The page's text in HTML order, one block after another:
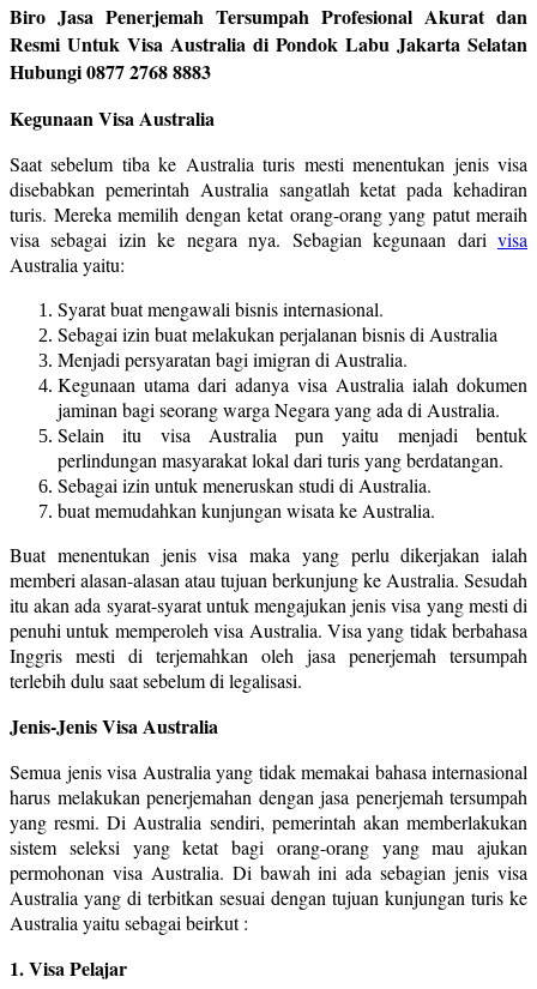
Biro Jasa Penerjemah Tersumpah Profesional Akurat dan
Resmi Untuk Visa Australia di Pondok Labu Jakarta Selatan
Hubungi 0877 2768 8883
Kegunaan Visa Australia
Saat sebelum tiba ke Australia turis mesti menentukan jenis visa
disebabkan pemerintah Australia sangatlah ketat pada kehadiran
turis. Mereka memilih dengan ketat orang-orang yang patut meraih
visa sebagai izin ke negara nya. Sebagian kegunaan dari visa
Australia yaitu:
Syarat buat mengawali bisnis internasional.
Sebagai izin buat melakukan perjalanan bisnis di Australia
Menjadi persyaratan bagi imigran di Australia.
Kegunaan utama dari adanya visa Australia ialah dokumen
jaminan bagi seorang warga Negara yang ada di Australia.
Selain itu visa Australia pun yaitu menjadi bentuk
perlindungan masyarakat lokal dari turis yang berdatangan.
Sebagai izin untuk meneruskan studi di Australia.
buat memudahkan kunjungan wisata ke Australia.
Buat menentukan jenis visa maka yang perlu dikerjakan ialah
memberi alasan-alasan atau tujuan berkunjung ke Australia. Sesudah
itu akan ada syarat-syarat untuk mengajukan jenis visa yang mesti di
penuhi untuk memperoleh visa Australia. Visa yang tidak berbahasa
Inggris mesti di terjemahkan oleh jasa penerjemah tersumpah
terlebih dulu saat sebelum di legalisasi.
Jenis-Jenis Visa Australia
Semua jenis visa Australia yang tidak memakai bahasa internasional
harus melakukan penerjemahan dengan jasa penerjemah tersumpah
yang resmi. Di Australia sendiri, pemerintah akan memberlakukan
sistem seleksi yang ketat bagi orang-orang yang mau ajukan
permohonan visa Australia. Di bawah ini ada sebagian jenis visa
Australia yang di terbitkan sesuai dengan tujuan kunjungan turis ke
Australia yaitu sebagai beirkut :
1. Visa Pelajar